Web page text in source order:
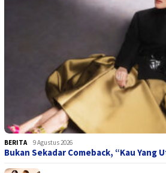
BERITA 9 Agustus 2026
Bukan Sekadar Comeback, “Kau Yang